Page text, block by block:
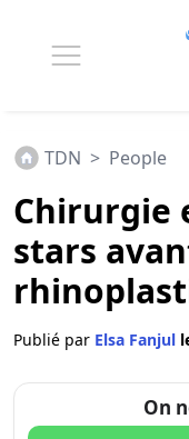
TDN > People
Chirurgie
stars
Publié par Elsa Fanjul
On